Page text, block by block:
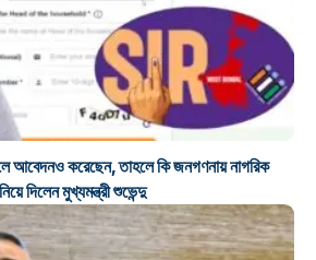
আবেদনও করেছেন, তাহলে কি জনগণনায় নাগরিক
দিলেন মুখ্যমন্ত্রী শুভেন্দু